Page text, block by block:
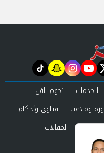
youtube
instagram
snapchat
tiktok
الخدمات
نجوم الفن
وملاعب
فتاوى وأحكام
المقالات